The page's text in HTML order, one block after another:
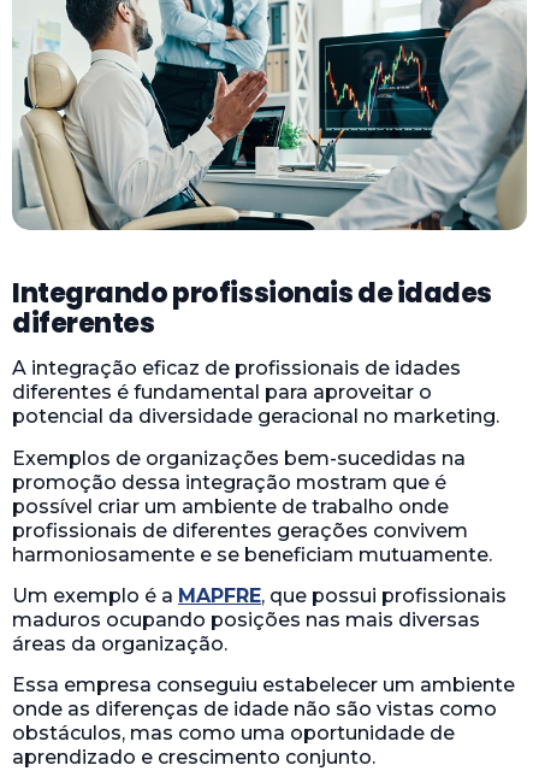
Integrando profissionais de idades
diferentes
A integração eficaz de profissionais de idades
diferentes é fundamental para aproveitar o
potencial da diversidade geracional no marketing.
Exemplos de organizações bem-sucedidas na
promoção dessa integração mostram que é
possível criar um ambiente de trabalho onde
profissionais de diferentes gerações convivem
harmoniosamente e se beneficiam mutuamente.
Um exemplo é a MAPFRE, que possui profissionais
maduros ocupando posições nas mais diversas
áreas da organização.
Essa empresa conseguiu estabelecer um ambiente
onde as diferenças de idade não são vistas como
obstáculos, mas como uma oportunidade de
aprendizado e crescimento conjunto.